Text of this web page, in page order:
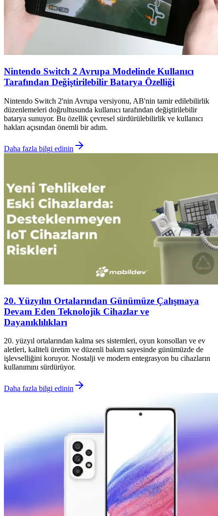
Nintendo Switch 2 Avrupa Modelinde Kullanıcı
Tarafından Değiştirilebilir Batarya Özelliği
Nintendo Switch 2'nin Avrupa versiyonu, AB'nin tamir edilebilirlik
düzenlemeleri doğrultusunda kullanıcı tarafından değiştirilebilir
batarya sunuyor. Bu özellik çevresel sürdürülebilirlik ve kullanıcı
hakları açısından önemli bir adım.
Daha fazla bilgi edinin
20. Yüzyılın Ortalarından Günümüze Çalışmaya
Devam Eden Teknolojik Cihazlar ve
Dayanıklılıkları
20. yüzyıl ortalarından kalma ses sistemleri, oyun konsolları ve ev
aletleri, kaliteli üretim ve düzenli bakım sayesinde günümüzde de
işlevselliğini koruyor. Nostalji ve modern entegrasyon bu cihazların
kullanımını sürdürüyor.
Daha fazla bilgi edinin